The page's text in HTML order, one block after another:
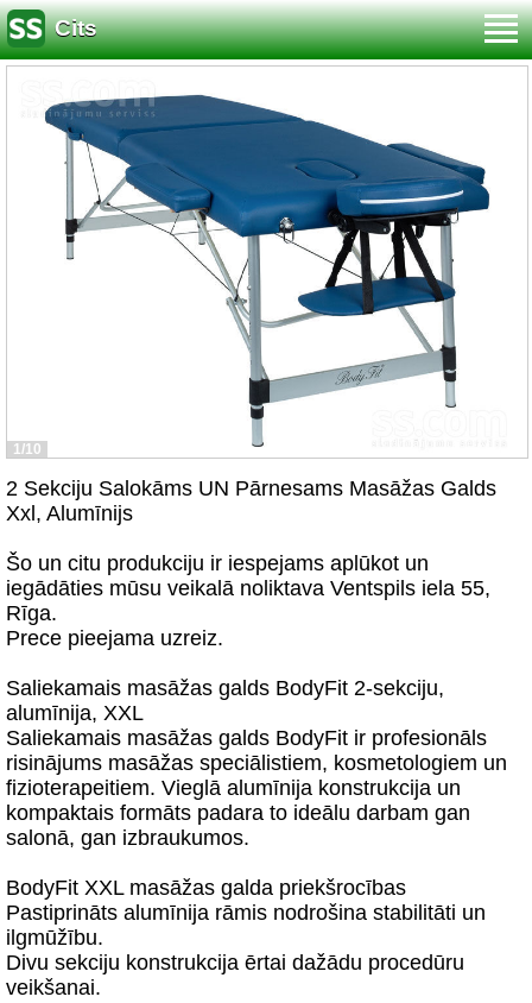
Cits
1/10
2 Sekciju Salokāms UN Pārnesams Masāžas Galds
Xxl, Alumīnijs
Šo un citu produkciju ir iespejams aplūkot un
iegādāties mūsu veikalā noliktava Ventspils iela 55,
Rīga.
Prece pieejama uzreiz.
Saliekamais masāžas galds BodyFit 2-sekciju,
alumīnija, XXL
Saliekamais masāžas galds BodyFit ir profesionāls
risinājums masāžas speciālistiem, kosmetologiem un
fizioterapeitiem. Vieglā alumīnija konstrukcija un
kompaktais formāts padara to ideālu darbam gan
salonā, gan izbraukumos.
BodyFit XXL masāžas galda priekšrocības
Pastiprināts alumīnija rāmis nodrošina stabilitāti un
ilgmūžību.
Divu sekciju konstrukcija ērtai dažādu procedūru
veikšanai.